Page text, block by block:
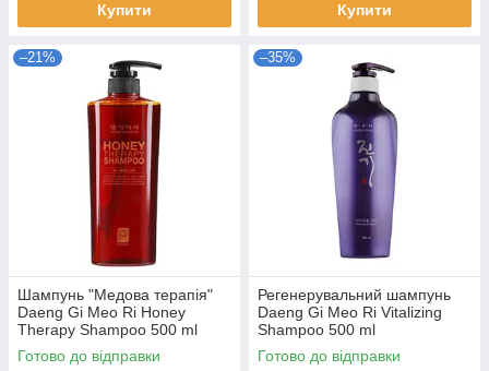
Купити Купити
–21%
Шампунь "Медова терапія"
Daeng Gi Meo Ri Honey
Therapy Shampoo 500 ml
Готово до відправки
–35%
Регенерувальний шампунь
Daeng Gi Meo Ri Vitalizing
Shampoo 500 ml
Готово до відправки